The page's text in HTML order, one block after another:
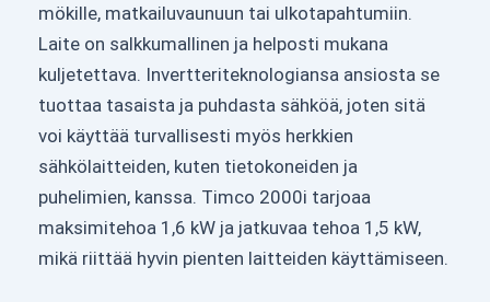
mökille, matkailuvaunuun tai ulkotapahtumiin.
Laite on salkkumallinen ja helposti mukana
kuljetettava. Invertteriteknologiansa ansiosta se
tuottaa tasaista ja puhdasta sähköä, joten sitä
voi käyttää turvallisesti myös herkkien
sähkölaitteiden, kuten tietokoneiden ja
puhelimien, kanssa. Timco 2000i tarjoaa
maksimitehoa 1,6 kW ja jatkuvaa tehoa 1,5 kW,
mikä riittää hyvin pienten laitteiden käyttämiseen.